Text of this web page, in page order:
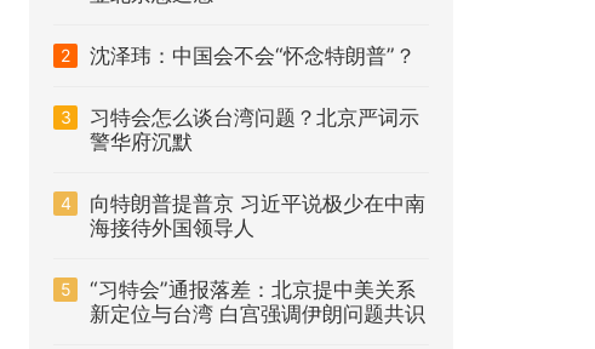
2 沈泽玮：中国会不会“怀念特朗普”？
3
习特会怎么谈台湾问题？北京严词示
警华府沉默
4
向特朗普提普京 习近平说极少在中南
海接待外国领导人
5
“习特会”通报落差：北京提中美关系
新定位与台湾 白宫强调伊朗问题共识